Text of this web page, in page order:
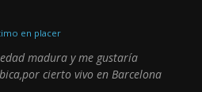
en placer
madura y me gustaría
cierto vivo en Barcelona